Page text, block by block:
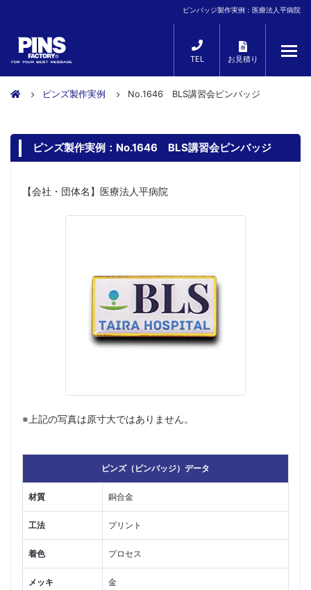
ピンバッジ製作実例：医療法人平病院
TEL お見積り
ピンズ製作実例 No.1646 BLS講習会ピンバッジ
ピンズ製作実例：No.1646 BLS講習会ピンバッジ
【会社・団体名】医療法人平病院
※上記の写真は原寸大ではありません。
ピンズ（ピンバッジ）データ
材質 銅合金
工法 プリント
着色 プロセス
メッキ 金